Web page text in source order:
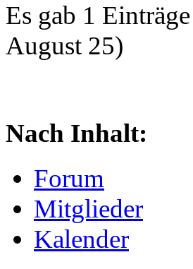
Es gab 1
August 25)
Nach Inhalt:
Forum
Mitglieder
Kalender